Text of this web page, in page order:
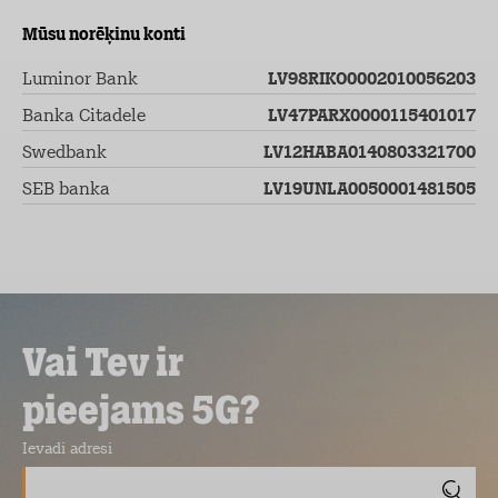
Mūsu norēķinu konti
Luminor Bank LV98RIKO0002010056203
Banka Citadele LV47PARX0000115401017
Swedbank LV12HABA0140803321700
SEB banka LV19UNLA0050001481505
Vai Tev ir
pieejams 5G?
Ievadi adresi